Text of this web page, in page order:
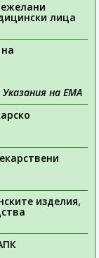
лица
Указания на ЕМА
изделия,